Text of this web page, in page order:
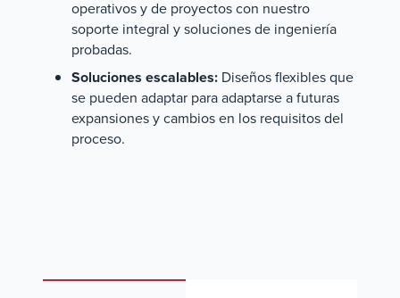
operativos y de proyectos con nuestro
soporte integral y soluciones de ingeniería
probadas.
Soluciones escalables: Diseños flexibles que
se pueden adaptar para adaptarse a futuras
expansiones y cambios en los requisitos del
proceso.